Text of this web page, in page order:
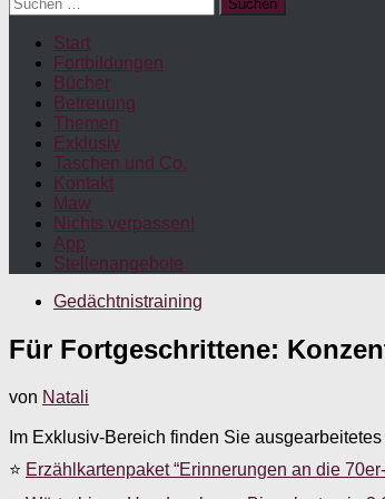
nach:
Start
Fortbildungen
Bücher
Betreuung
Themen
Exklusiv
Taschen und Co.
Kontakt
Maw
Nichts verpassen!
App
Stellenangebote
Gedächtnistraining
Für Fortgeschrittene:
von Natali
Im Exklusiv-Bereich finden Sie
⭐ Erzählkartenpaket “Erinnerungen an die